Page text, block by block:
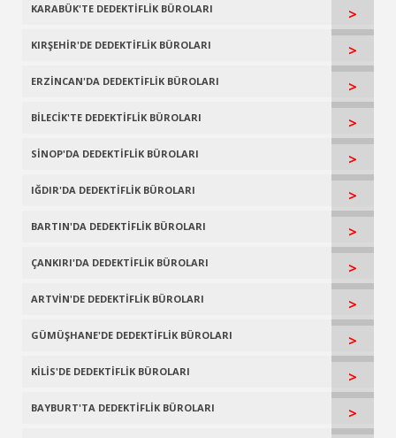
KARABÜK'TE DEDEKTİFLİK BÜROLARI >
KIRŞEHİR'DE DEDEKTİFLİK BÜROLARI >
ERZİNCAN'DA DEDEKTİFLİK BÜROLARI >
BİLECİK'TE DEDEKTİFLİK BÜROLARI >
SİNOP'DA DEDEKTİFLİK BÜROLARI >
IĞDIR'DA DEDEKTİFLİK BÜROLARI >
BARTIN'DA DEDEKTİFLİK BÜROLARI >
ÇANKIRI'DA DEDEKTİFLİK BÜROLARI >
ARTVİN'DE DEDEKTİFLİK BÜROLARI >
GÜMÜŞHANE'DE DEDEKTİFLİK BÜROLARI >
KİLİS'DE DEDEKTİFLİK BÜROLARI >
BAYBURT'TA DEDEKTİFLİK BÜROLARI >